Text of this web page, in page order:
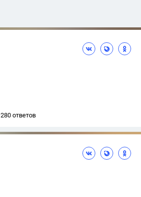
280 ответов